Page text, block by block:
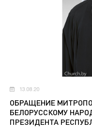
13.08.20
ОБРАЩЕНИЕ
БЕЛОРУССКОМУ
ПРЕЗИДЕНТА